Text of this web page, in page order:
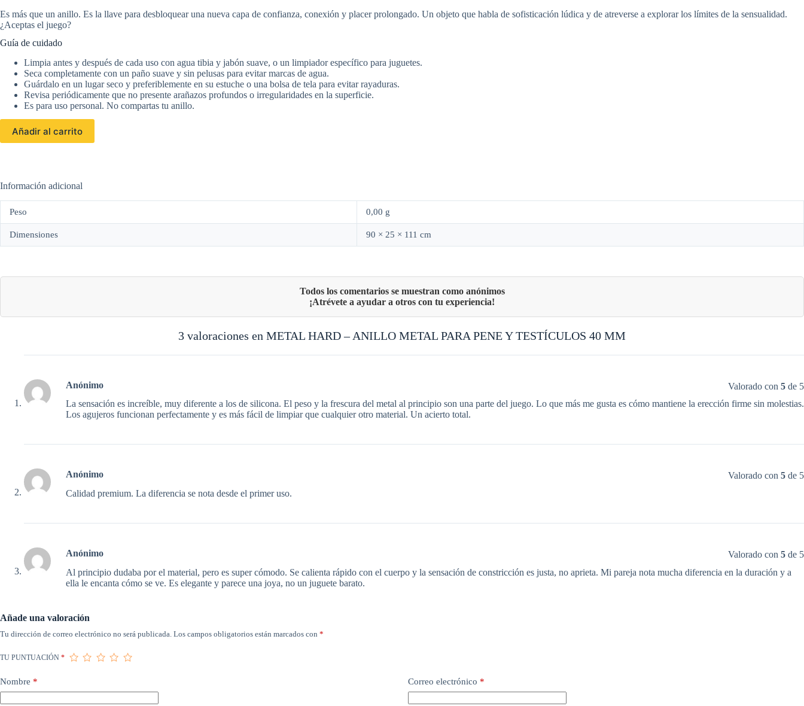
Es más que un anillo. Es la llave para desbloquear una nueva capa de confianza, conexión y placer prolongado. Un objeto que habla de sofisticación lúdica y de atreverse a explorar los límites de la sensualidad.
¿Aceptas el juego?
Guía de cuidado
Limpia antes y después de cada uso con agua tibia y jabón suave, o un limpiador específico para juguetes.
Seca completamente con un paño suave y sin pelusas para evitar marcas de agua.
Guárdalo en un lugar seco y preferiblemente en su estuche o una bolsa de tela para evitar rayaduras.
Revisa periódicamente que no presente arañazos profundos o irregularidades en la superficie.
Es para uso personal. No compartas tu anillo.
Añadir al carrito
Información adicional
Peso 0,00 g
Dimensiones 90 × 25 × 111 cm
3 valoraciones en METAL HARD – ANILLO METAL PARA PENE Y TESTÍCULOS 40 MM
Valorado con 5 de 5
Anónimo
La sensación es increíble, muy diferente a los de silicona. El peso y la frescura del metal al principio son una parte del juego. Lo que más me gusta es cómo mantiene la erección firme sin molestias.
Los agujeros funcionan perfectamente y es más fácil de limpiar que cualquier otro material. Un acierto total.
Valorado con 5 de 5
Anónimo
Calidad premium. La diferencia se nota desde el primer uso.
Valorado con 5 de 5
Anónimo
Al principio dudaba por el material, pero es super cómodo. Se calienta rápido con el cuerpo y la sensación de constricción es justa, no aprieta. Mi pareja nota mucha diferencia en la duración y a
ella le encanta cómo se ve. Es elegante y parece una joya, no un juguete barato.
Añade una valoración
Tu dirección de correo electrónico no será publicada. Los campos obligatorios están marcados con *
TU PUNTUACIÓN *
Nombre * Correo electrónico *